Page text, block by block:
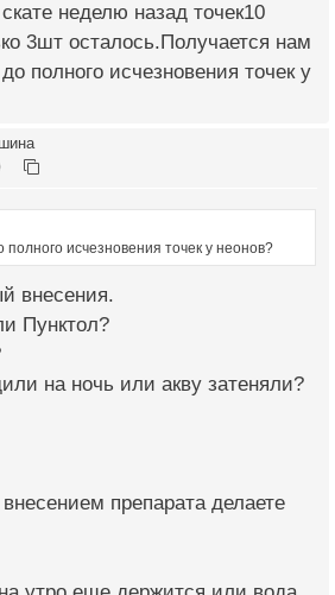
неделю назад точек10
3шт осталось.Получается нам
полного исчезновения точек у
полного исчезновения точек у неонов?
внесения.
Пунктол?
на ночь или акву затеняли?
препарата делаете